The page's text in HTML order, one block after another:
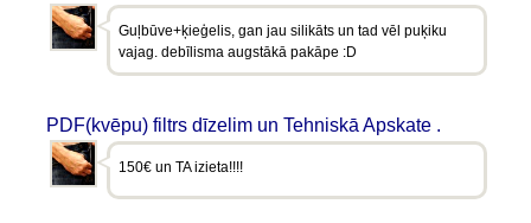
Guļbūve+ķieģelis, gan jau silikāts un tad vēl puķiku
vajag. debīlisma augstākā pakāpe :D
PDF(kvēpu) filtrs dīzelim un Tehniskā Apskate .
150€ un TA izieta!!!!